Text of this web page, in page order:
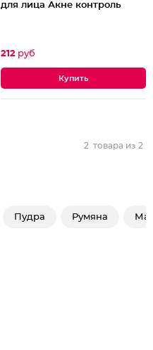
для лица Акне контроль
212 руб
2 товара из 2
Пудра Румяна